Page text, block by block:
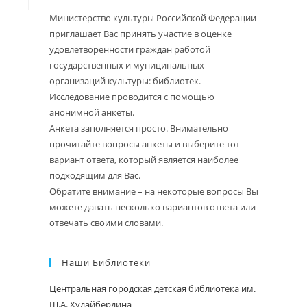
Министерство культуры Российской Федерации
приглашает Вас принять участие в оценке
удовлетворенности граждан работой
государственных и муниципальных
организаций культуры: библиотек.
Исследование проводится с помощью
анонимной анкеты.
Анкета заполняется просто. Внимательно
прочитайте вопросы анкеты и выберите тот
вариант ответа, который является наиболее
подходящим для Вас.
Обратите внимание – на некоторые вопросы Вы
можете давать несколько вариантов ответа или
отвечать своими словами.
Наши Библиотеки
Центральная городская детская библиотека им.
Ш.А. Худайбердина